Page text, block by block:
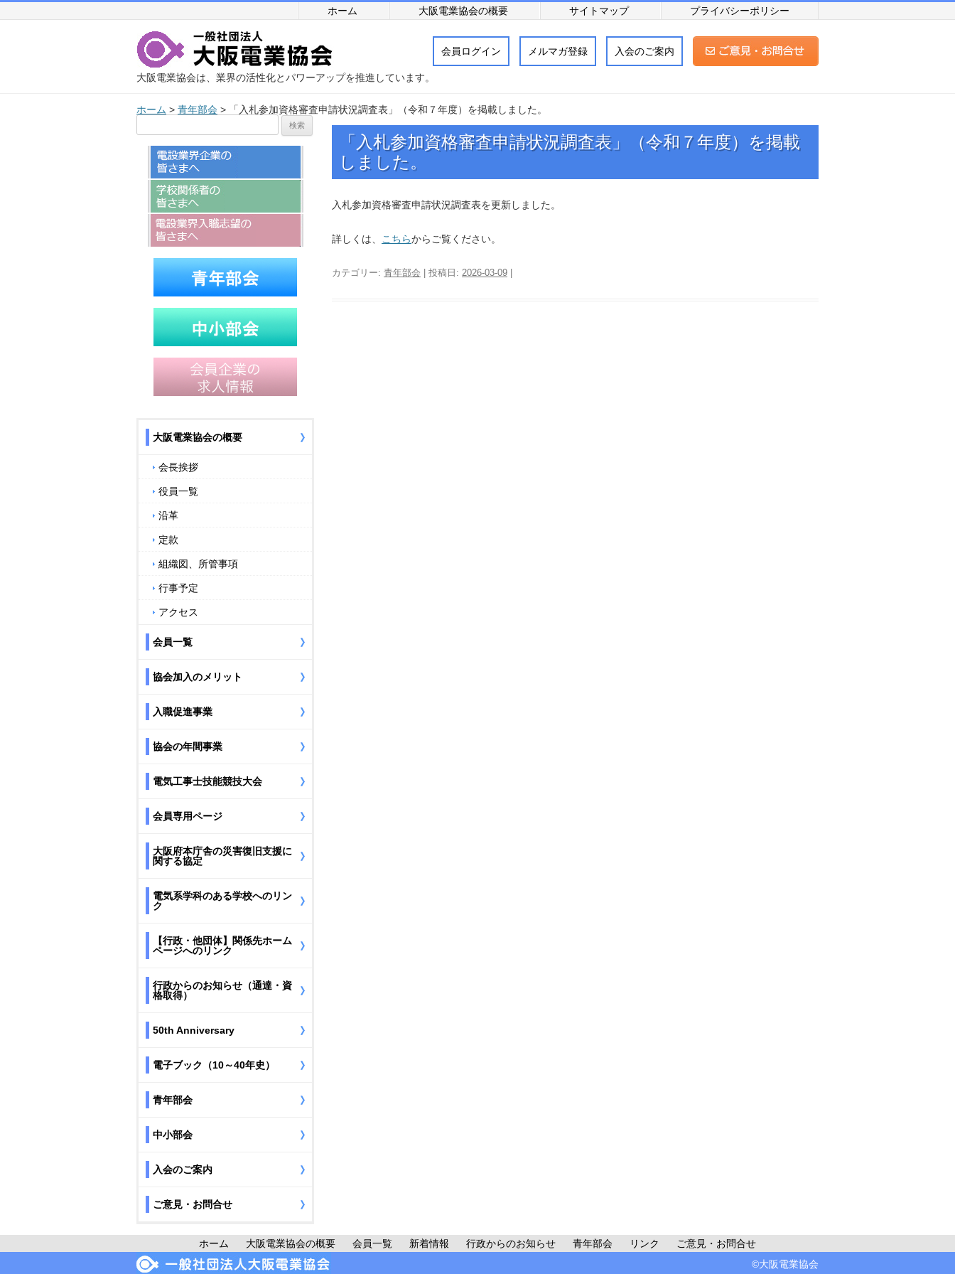
ホーム 大阪電業協会の概要 サイトマップ プライバシーポリシー
大阪電業協会は、業界の活性化とパワーアップを推進しています。
会員ログイン メルマガ登録 入会のご案内
ホーム > 青年部会 > 「入札参加資格審査申請状況調査表」（令和７年度）を掲載しました。
「入札参加資格審査申請状況調査表」（令和７年度）を掲載
しました。
入札参加資格審査申請状況調査表を更新しました。
詳しくは、 こちらからご覧ください。
カテゴリー: 青年部会 | 投稿日: 2026-03-09
大阪電業協会の概要
会長挨拶
役員一覧
沿革
定款
組織図、所管事項
行事予定
アクセス
会員一覧
協会加入のメリット
入職促進事業
協会の年間事業
電気工事士技能競技大会
会員専用ページ
大阪府本庁舎の災害復旧支援に
関する協定
電気系学科のある学校へのリン
ク
【行政・他団体】関係先ホーム
ページへのリンク
行政からのお知らせ（通達・資
格取得）
50th Anniversary
電子ブック（10～40年史）
青年部会
中小部会
入会のご案内
ご意見・お問合せ
ホーム 大阪電業協会の概要 会員一覧 新着情報 行政からのお知らせ 青年部会 リンク
ご意見・お問合せ
©大阪電業協会